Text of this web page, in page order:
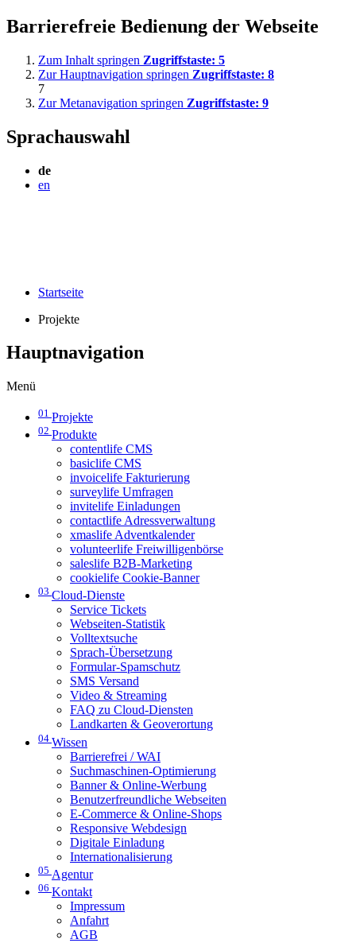
Barrierefreie Bedienung der Webseite
Zum Inhalt springen Zugriffstaste: 5
Zur Hauptnavigation springen Zugriffstaste: 8
7
Zur Metanavigation springen Zugriffstaste: 9
Sprachauswahl
de
en
Startseite
Projekte
Hauptnavigation
Menü
01 Projekte
02 Produkte
contentlife CMS
basiclife CMS
invoicelife Fakturierung
surveylife Umfragen
invitelife Einladungen
contactlife Adressverwaltung
xmaslife Adventkalender
volunteerlife Freiwilligenbörse
saleslife B2B-Marketing
cookielife Cookie-Banner
03 Cloud-Dienste
Service Tickets
Webseiten-Statistik
Volltextsuche
Sprach-Übersetzung
Formular-Spamschutz
SMS Versand
Video & Streaming
FAQ zu Cloud-Diensten
Landkarten & Geoverortung
04 Wissen
Barrierefrei / WAI
Suchmaschinen-Optimierung
Banner & Online-Werbung
Benutzerfreundliche Webseiten
E-Commerce & Online-Shops
Responsive Webdesign
Digitale Einladung
Internationalisierung
05 Agentur
06 Kontakt
Impressum
Anfahrt
AGB